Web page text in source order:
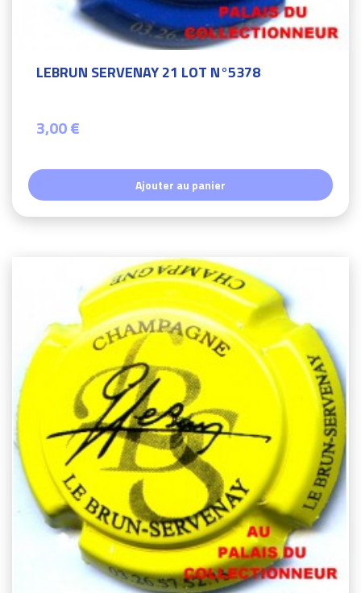
LEBRUN SERVENAY 21 LOT N°5378
3,00 €
Ajouter au panier